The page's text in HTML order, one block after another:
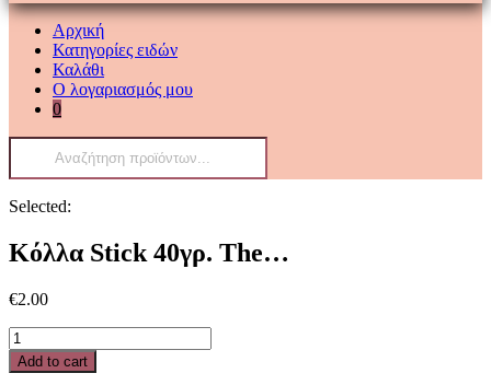
Αρχική
Κατηγορίες ειδών
Καλάθι
Ο λογαριασμός μου
0
Products
Selected:
Κόλλα Stick 40γρ. The…
€2.00
Κόλλα
Stick
40γρ.
Add to cart